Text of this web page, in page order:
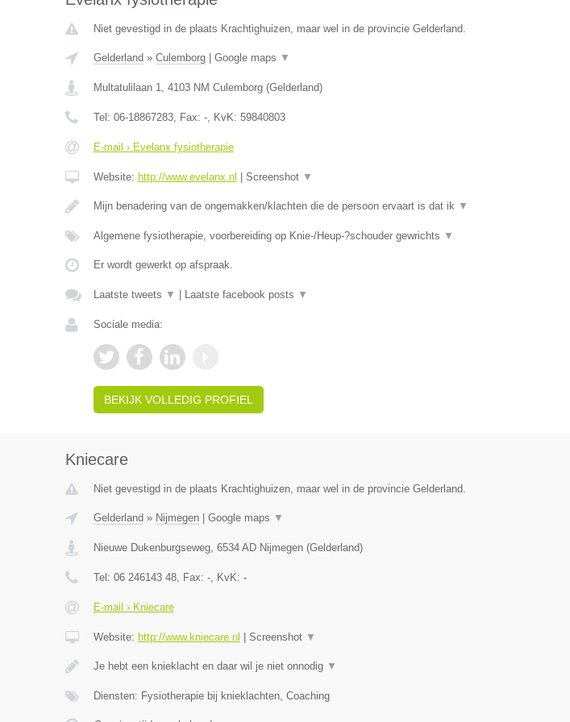
Niet gevestigd in de plaats Krachtighuizen, maar wel in de provincie Gelderland.
Gelderland » Culemborg| Google maps ▼
Multatulilaan 1, 4103 NM Culemborg(Gelderland)
Tel: 06-18867283, Fax: -, KvK: 59840803
E-mail › Evelanx fysiotherapie
Website: http://www.evelanx.nl Screenshot ▼
Mijn benadering van de ongemakken/klachten die de persoon ervaart is dat ik ▼
Algemene fysiotherapie, voorbereiding op Knie-/Heup-?schouder gewrichts ▼
Er wordt gewerkt op afspraak.
Laatste tweets ▼ Laatste facebook posts ▼
Sociale media:
BEKIJK VOLLEDIG PROFIEL
Kniecare
Niet gevestigd in de plaats Krachtighuizen, maar wel in de provincie Gelderland.
Gelderland » Nijmegen| Google maps ▼
Nieuwe Dukenburgseweg, 6534 AD Nijmegen(Gelderland)
Tel: 06 246143 48, Fax: -, KvK: -
E-mail › Kniecare
Website: http://www.kniecare.nl Screenshot ▼
Je hebt een knieklacht en daar wil je niet onnodig ▼
Diensten: Fysiotherapie bij knieklachten, Coaching